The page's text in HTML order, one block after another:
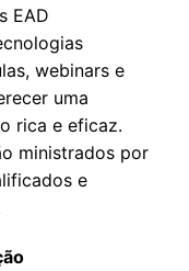
EAD
webinars e
uma
rica e eficaz.
ministrados por
e